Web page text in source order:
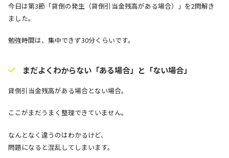
今日は第3節「貸倒の発生（貸倒引当金残高がある場合）」を2問解き
ました。
勉強時間は、集中できず30分くらいです。
まだよくわからない「ある場合」と「ない場合」
貸倒引当金残高がある場合とない場合。
ここがまだうまく整理できていません。
なんとなく違うのはわかるけど、
問題になると混乱してしまいます。